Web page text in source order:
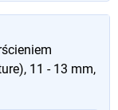
11 - 13 mm,